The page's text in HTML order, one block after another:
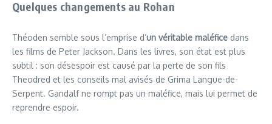
Quelques changements au Rohan
Théoden semble sous l’emprise d’un véritable maléfice dans
les films de Peter Jackson. Dans les livres, son état est plus
subtil : son désespoir est causé par la perte de son fils
Theodred et les conseils mal avisés de Grima Langue-de-
Serpent. Gandalf ne rompt pas un maléfice, mais lui permet de
reprendre espoir.